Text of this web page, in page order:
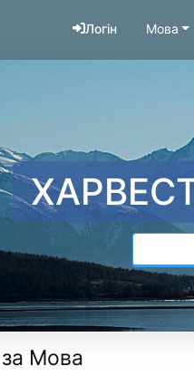
Логін
Мова
Мова